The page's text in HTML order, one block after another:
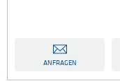
ANFRAGEN